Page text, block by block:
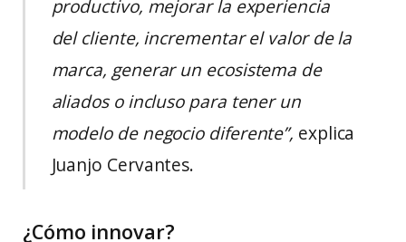
productivo, mejorar la experiencia
del cliente, incrementar el valor de la
marca, generar un ecosistema de
aliados o incluso para tener un
modelo de negocio diferente”, explica
Juanjo Cervantes.
¿Cómo innovar?